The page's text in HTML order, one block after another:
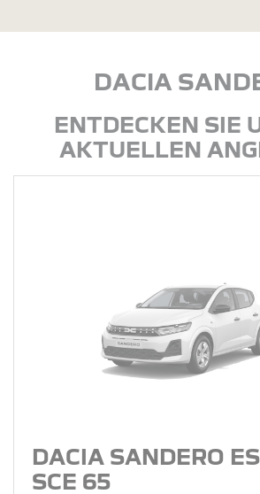
DACIA
ENTDECKEN SIE
AKTUELLEN
DACIA SANDERO
SCE 65